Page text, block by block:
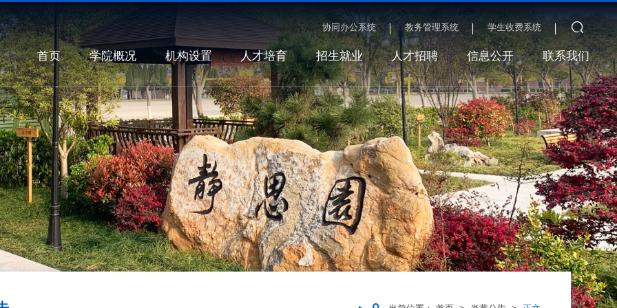
协同办公系统 教务管理系统 学生收费系统
首页 学院概况 机构设置 人才培育 招生就业 人才招聘 信息公开 联系我们